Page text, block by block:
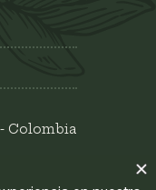
Colombia